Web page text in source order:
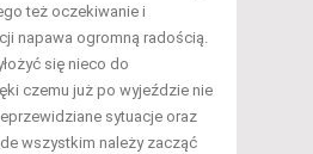
też oczekiwanie i
napawa ogromną radością.
się nieco do
czemu już po wyjeździe nie
sytuacje oraz
wszystkim należy zacząć